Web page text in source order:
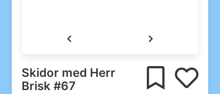
Skidor med Herr
Brisk #67